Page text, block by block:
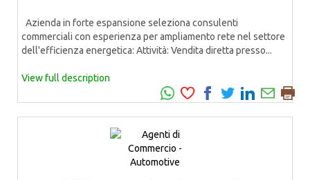
Azienda in forte espansione seleziona consulenti
commerciali con esperienza per ampliamento rete nel settore
dell'efficienza energetica: Attività: Vendita diretta presso...
View full description